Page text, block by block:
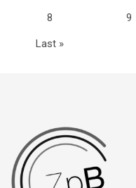
8 9
Last »